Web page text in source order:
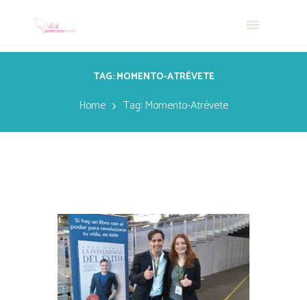
TAG: MOMENTO-ATRÉVETE
Home Tag: Momento-Atrévete